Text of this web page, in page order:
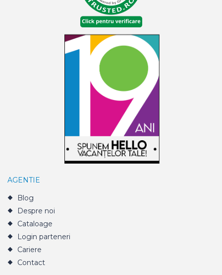
AGENTIE
Blog
Despre noi
Cataloage
Login parteneri
Cariere
Contact